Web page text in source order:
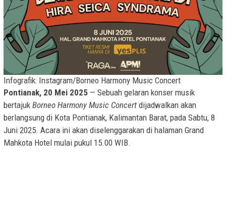
Infografik: Instagram/Borneo Harmony Music Concert
Pontianak, 20 Mei 2025 — Sebuah gelaran konser musik
bertajuk Borneo Harmony Music Concert dijadwalkan akan
berlangsung di Kota Pontianak, Kalimantan Barat, pada Sabtu, 8
Juni 2025. Acara ini akan diselenggarakan di halaman Grand
Mahkota Hotel mulai pukul 15.00 WIB.